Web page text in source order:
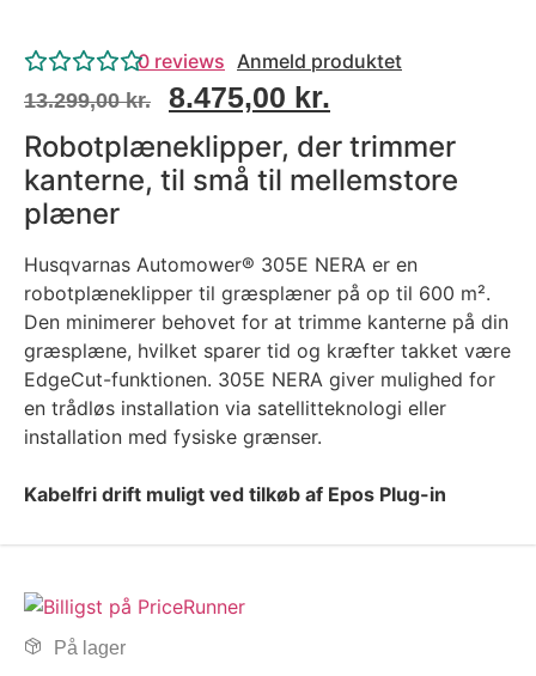
0 reviews Anmeld produktet
13.299,00kr. 8.475,00 kr.
Robotplæneklipper, der trimmer
kanterne, til små til mellemstore
plæner
Husqvarnas Automower® 305E NERA er en
robotplæneklipper til græsplæner på op til 600 m².
Den minimerer behovet for at trimme ​kanterne på din
græsplæne, hvilket sparer tid og kræfter takket være
EdgeCut-funktionen. 305E NERA giver mulighed for
en trådløs installation via satellitteknologi eller
installation med fysiske grænser.
Kabelfri drift muligt ved tilkøb af Epos Plug-in
På lager